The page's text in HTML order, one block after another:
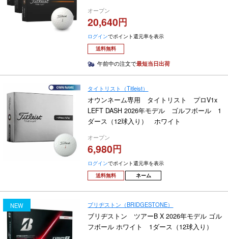
オープン
20,640
ログインでポイント還元率を表示
送料無料
午前中の注文で最短当日出荷
タイトリスト（Titleist）
オウンネーム専用 タイトリスト プロV1x
LEFT DASH 2026年モデル ゴルフボール 1
ダース（12球入り） ホワイト
オープン
6,980
ログインでポイント還元率を表示
送料無料
ネーム
NEW ブリヂストン（BRIDGESTONE）
ブリヂストン ツアーB X 2026年モデル ゴル
フボール ホワイト 1ダース（12球入り）